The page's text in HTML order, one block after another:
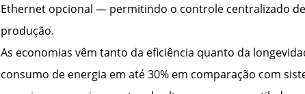
Ethernet opcional — permitindo o controle centralizado
produção.
As economias vêm tanto da eficiência quanto da
consumo de energia em até 30% em comparação com